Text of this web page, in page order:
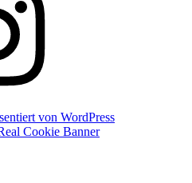
von WordPress
Cookie Banner